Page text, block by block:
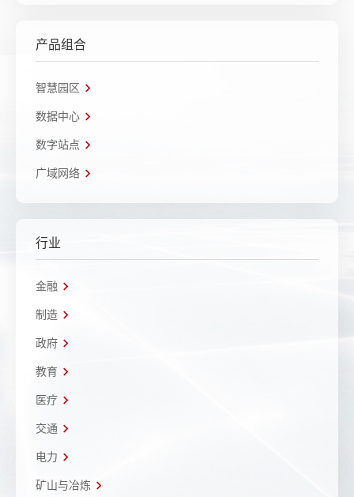
产品组合
智慧园区
数据中心
数字站点
广域网络
行业
金融
制造
政府
教育
医疗
交通
电力
矿山与冶炼